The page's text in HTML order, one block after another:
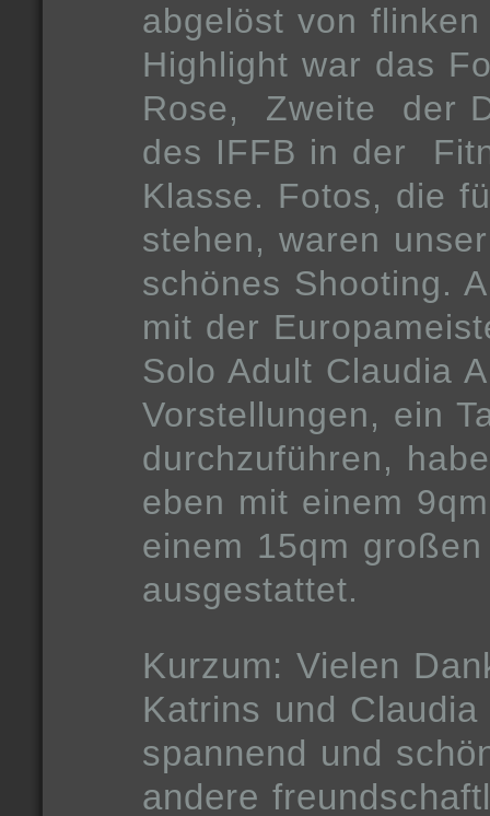
abgelöst von
Highlight war das
Rose,
Zweite
der
des IFFB in der
Klasse. Fotos, die
stehen, waren
schönes Shooting.
mit der
Solo Adult Claudia
Vorstellungen, ein
durchzuführen,
eben mit einem
einem 15qm
ausgestattet.
Kurzum: Vielen
Katrins und
spannend und
andere